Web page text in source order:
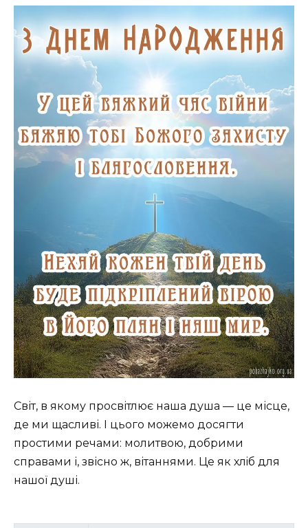
Світ, в якому просвітлює наша душа — це місце,
де ми щасливі. І цього можемо досягти
простими речами: молитвою, добрими
справами і, звісно ж, вітаннями. Це як хлiб для
нашої душі.